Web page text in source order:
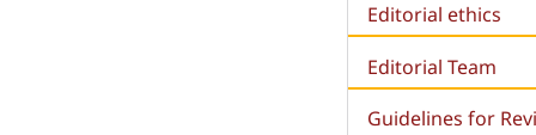
Editorial ethics
Editorial Team
Guidelines for